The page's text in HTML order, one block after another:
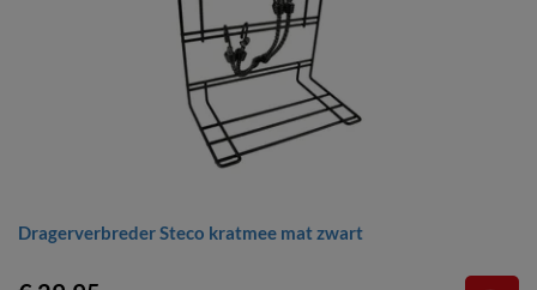
Dragerverbreder Steco kratmee mat zwart